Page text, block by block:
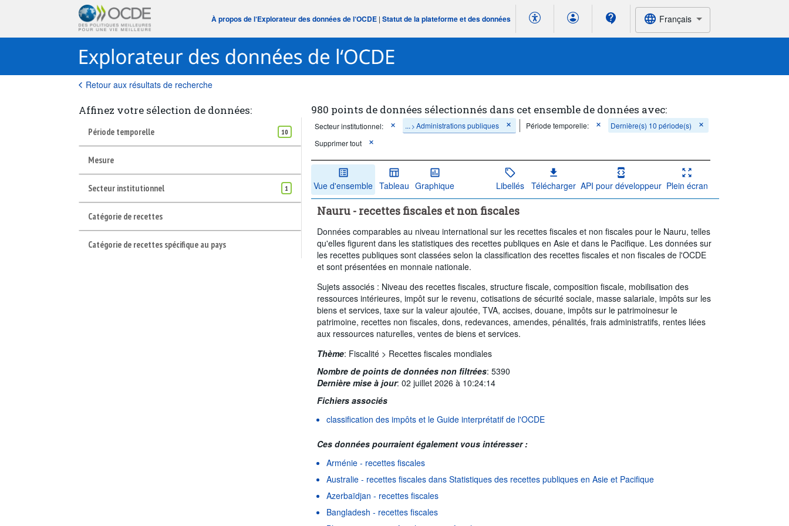
À propos de l‘Explorateur des données de l‘OCDE |Statut de la plateforme et des données Français
Retour aux résultats de recherche
Affinez votre sélection de données:
Période temporelle 10
Mesure
Secteur institutionnel 1
Catégorie de recettes
Catégorie de recettes spécifique au pays
980 points de données sélectionnés dans cet ensemble de données avec:
Secteur institutionnel: ... > Administrations publiques Période temporelle:
Dernière(s) 10 période(s)
Supprimer tout
Vue d'ensemble Tableau Graphique Libellés Télécharger API pour développeur Plein écran
Nauru - recettes fiscales et non fiscales
Données comparables au niveau international sur les recettes fiscales et non fiscales pour le Nauru, telles
qu'elles figurent dans les statistiques des recettes publiques en Asie et dans le Pacifique. Les données sur
les recettes publiques sont classées selon la classification des recettes fiscales et non fiscales de l'OCDE
et sont présentées en monnaie nationale.
Sujets associés : Niveau des recettes fiscales, structure fiscale, composition fiscale, mobilisation des
ressources intérieures, impôt sur le revenu, cotisations de sécurité sociale, masse salariale, impôts sur les
biens et services, taxe sur la valeur ajoutée, TVA, accises, douane, impôts sur le patrimoinesur le
patrimoine, recettes non fiscales, dons, redevances, amendes, pénalités, frais administratifs, rentes liées
aux ressources naturelles, ventes de biens et services.
Thème: Fiscalité > Recettes fiscales mondiales
Nombre de points de données non filtrées:5390
Dernière mise à jour:02 juillet 2026 à 10:24:14
Fichiers associés
classification des impôts et le Guide interprétatif de l'OCDE
Ces données pourraient également vous intéresser :
Arménie - recettes fiscales
Australie - recettes fiscales dans Statistiques des recettes publiques en Asie et Pacifique
Azerbaïdjan - recettes fiscales
Bangladesh - recettes fiscales